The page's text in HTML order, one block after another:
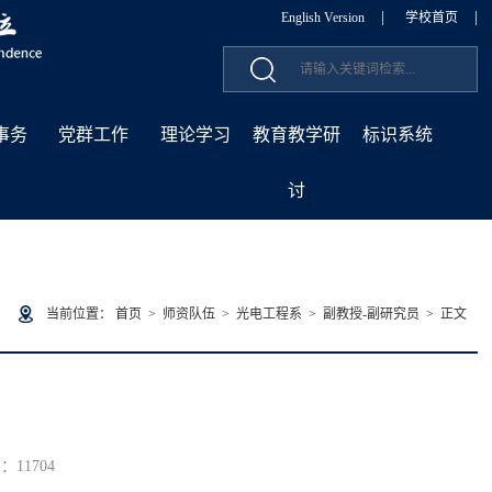
English Version 学校首页
务 党群工作 理论学习 教育教学研
讨
标识系统
当前位置： 首页 > 师资队伍> 光电工程系 > 副教授-副研究员 > 正文
11704